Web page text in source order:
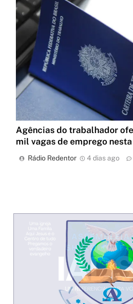
Agências do trabalhador
mil vagas de emprego
Rádio Redentor 4 dias ago